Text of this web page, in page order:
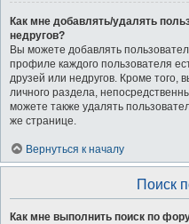
Как мне добавлять/удалять
недругов?
Вы можете добавлять
профиле каждого пользователя
друзей или недругов. Кроме того,
личного раздела,
можете также удалять
же странице.
Вернуться к началу
Поиск
Как мне выполнить поиск по